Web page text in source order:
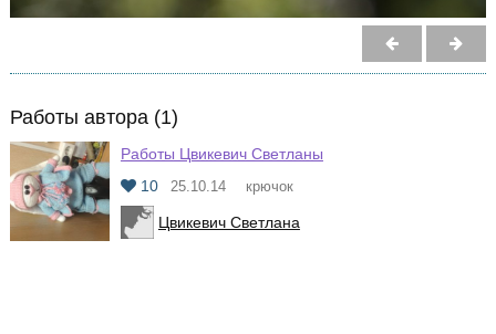
Работы автора (1)
Работы Цвикевич Светланы
10
25.10.14 крючок
Цвикевич Светлана